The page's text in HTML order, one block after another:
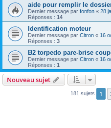
aide pour remplir le
Dernier message par fonfon « 28
Réponses : 14
Identification moteur
Dernier message par Citron « 16
Réponses : 3
B2 torpedo pare-brise
Dernier message par Citron « 16
Réponses : 1
Nouveau sujet
181 sujets 1